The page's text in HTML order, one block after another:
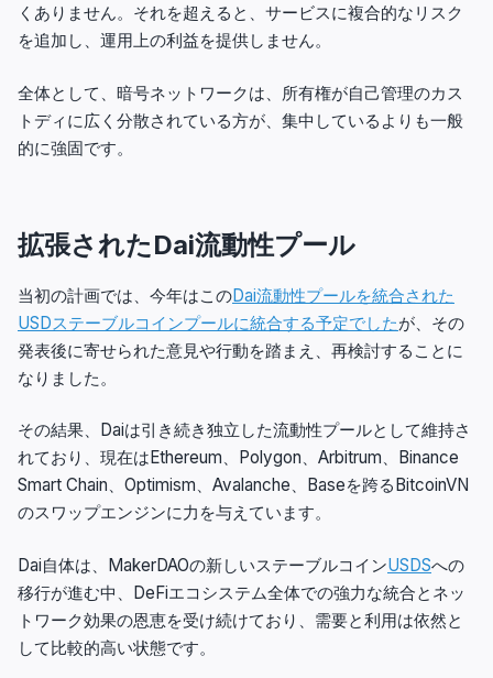
くありません。それを超えると、サービスに複合的なリスク
を追加し、運用上の利益を提供しません。
全体として、暗号ネットワークは、所有権が自己管理のカス
トディに広く分散されている方が、集中しているよりも一般
的に強固です。
拡張されたDai流動性プール
当初の計画では、今年はこのDai流動性プールを統合された
USDステーブルコインプールに統合する予定でしたが、その
発表後に寄せられた意見や行動を踏まえ、再検討することに
なりました。
その結果、Daiは引き続き独立した流動性プールとして維持さ
れており、現在はEthereum、Polygon、Arbitrum、Binance
Smart Chain、Optimism、Avalanche、Baseを跨るBitcoinVN
のスワップエンジンに力を与えています。
Dai自体は、MakerDAOの新しいステーブルコインUSDSへの
移行が進む中、DeFiエコシステム全体での強力な統合とネッ
トワーク効果の恩恵を受け続けており、需要と利用は依然と
して比較的高い状態です。